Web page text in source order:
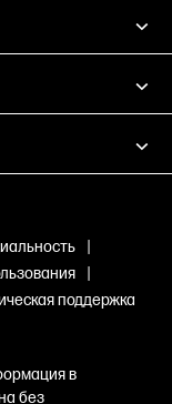
поддержка
в
без